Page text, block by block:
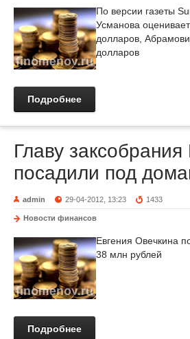
По версии газеты
Усманова
долларов,
долларов
Подробнее
Главу
посадили под
admin 29-04-2012, 13:23 1433
Новости финансов
Евгения Овечкина
38 млн рублей
Подробнее